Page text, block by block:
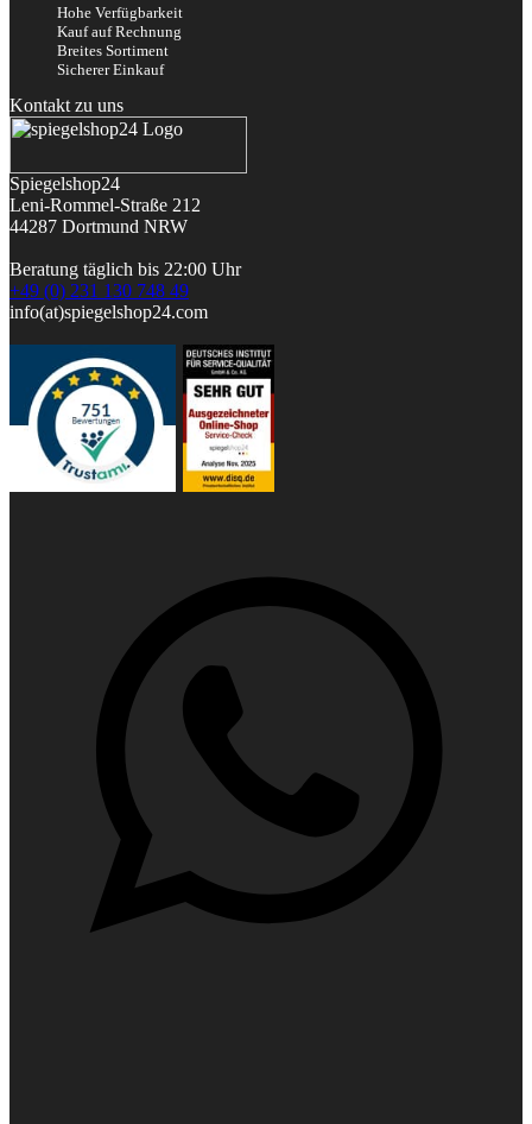
Hohe Verfügbarkeit
Kauf auf Rechnung
Breites Sortiment
Sicherer Einkauf
Kontakt zu uns
Spiegelshop24
Leni-Rommel-Straße 212
44287 Dortmund NRW
Beratung täglich bis 22:00 Uhr
+49 (0) 231 130 748 49
info(at)spiegelshop24.com